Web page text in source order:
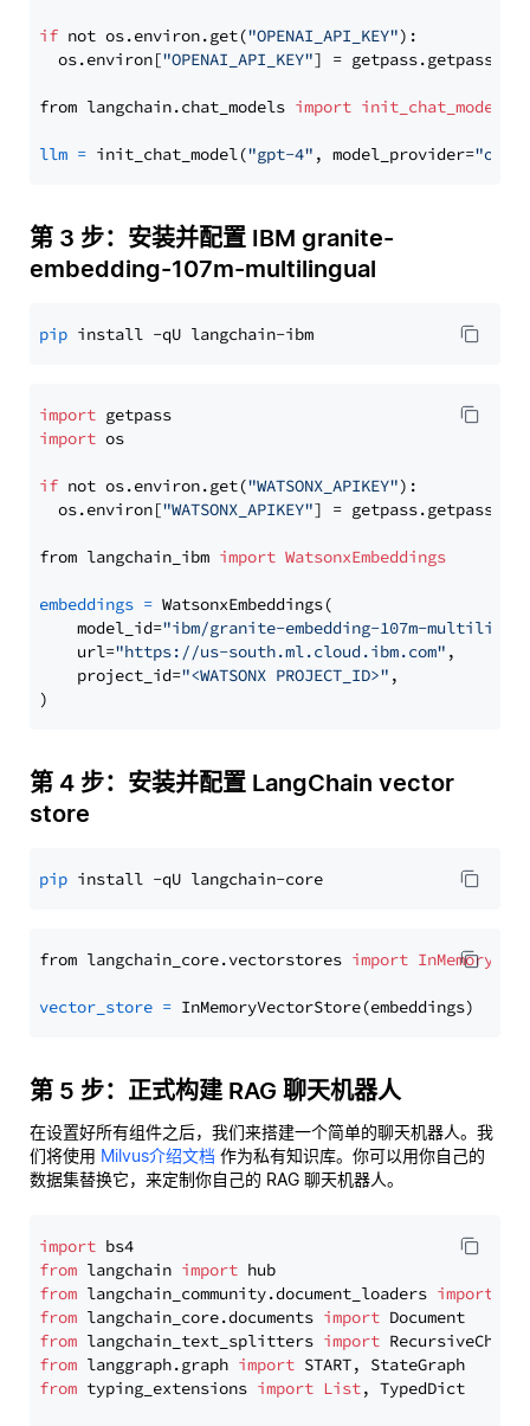
if not os.environ.get("OPENAI_API_KEY"):
  os.environ[
"OPENAI_API_KEY"] = getpass.getpass(
from langchain.chat_models import init_chat_model
llm = init_chat_model("gpt-4" , model_provider=
第 3 步：安装并配置 IBM granite-
embedding-107m-multilingual
pip
import
import os
if not os.environ.get("WATSONX_APIKEY"):
  os.environ[
"WATSONX_APIKEY"] = getpass.getpass(
from langchain_ibm import WatsonxEmbeddings
embeddings = WatsonxEmbeddings(
    model_id=
"ibm/granite-embedding-107m-
    url=
"https://us-south.ml.cloud.ibm.com" ,
    project_id=
"<WATSONX PROJECT_ID>" ,
第 4 步：安装并配置 LangChain vector
store
pip
from langchain_core.vectorstores import
vector_store =
第 5 步：正式构建 RAG 聊天机器人
在设置好所有组件之后，我们来搭建一个简单的聊天机器人。我
们将使用 Milvus介绍文档 作为私有知识库。你可以用你自己的
数据集替换它，来定制你自己的 RAG 聊天机器人。
import
from langchain import
from langchain_community.document_loaders import
from langchain_core.documents import
from langchain_text_splitters import
from langgraph.graph import
from typing_extensions import List, TypedDict